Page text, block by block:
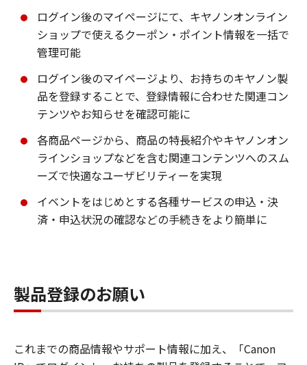
ログイン後のマイページにて、キヤノンオンライン
ショップで使えるクーポン・ポイント情報を一括で
管理可能
ログイン後のマイページより、お持ちのキヤノン製
品を登録することで、登録情報に合わせた関連コン
テンツやお知らせを確認可能に
各商品ページから、商品の特長紹介やキヤノンオン
ラインショップなどを含む関連コンテンツへのスム
ーズで快適なユーザビリティーを実現
イベントをはじめとする各種サービスの申込・決
済・申込状況の確認などの手続きをより簡単に
製品登録のお願い
これまでの商品情報やサポート情報に加え、「Canon